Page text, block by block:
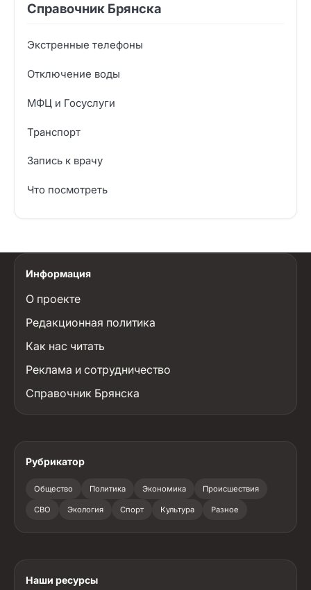
Справочник Брянска
Экстренные телефоны
Отключение воды
МФЦ и Госуслуги
Транспорт
Запись к врачу
Что посмотреть
Информация
О проекте
Редакционная политика
Как нас читать
Реклама и сотрудничество
Справочник Брянска
Рубрикатор
Общество Политика Экономика Происшествия
СВО Экология Спорт Культура Разное
Наши ресурсы